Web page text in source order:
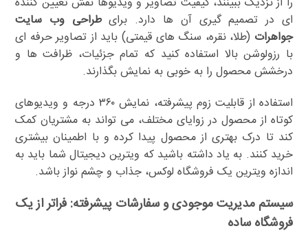
ای در تصمیم گیری آن ها دارد. برایطراحی وب سایت
جواهرات (طلا، نقره، سنگ های قیمتی) باید از تصاویر حرفه ای
با رزولوشن بالا استفاده کنید که تمام جزئیات، ظرافت ها و
درخشش محصول را به خوبی به نمایش بگذارند.
استفاده از قابلیت زوم پیشرفته، نمایش ۳۶۰ درجه و ویدیوهای
کوتاه از محصول در زوایای مختلف، می تواند به مشتریان کمک
کند تا درک بهتری از محصول پیدا کرده و با اطمینان بیشتری
خرید کنند. به یاد داشته باشید که ویترین دیجیتال شما باید به
اندازه ویترین یک فروشگاه لوکس، جذاب و چشم نواز باشد.
سیستم مدیریت موجودی و سفارشات پیشرفته: فراتر از یک
فروشگاه ساده